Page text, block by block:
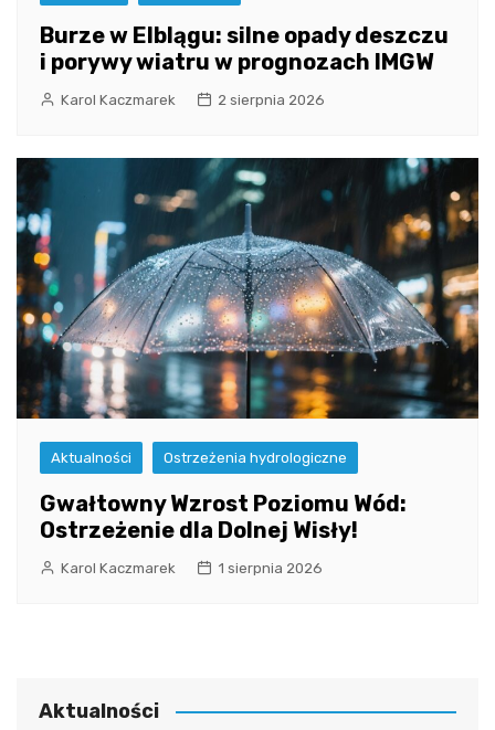
Burze w Elblągu: silne opady deszczu
i porywy wiatru w prognozach IMGW
Karol Kaczmarek 2 sierpnia 2026
Aktualności Ostrzeżenia hydrologiczne
Gwałtowny Wzrost Poziomu Wód:
Ostrzeżenie dla Dolnej Wisły!
Karol Kaczmarek 1 sierpnia 2026
Aktualności